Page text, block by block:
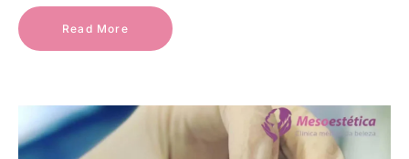
Read More